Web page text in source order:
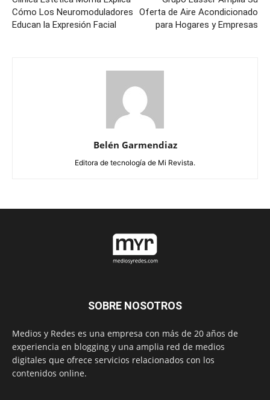
Cómo Los Neuromoduladores
Educan la Expresión Facial
Oferta de Aire Acondicionado
para Hogares y Empresas
Belén Garmendiaz
Editora de tecnología de Mi Revista.
SOBRE NOSOTROS
Medios y Redes es una empresa con más de 20 años de
experiencia en blogging y una amplia red de medios
digitales que ofrece servicios relacionados con los
contenidos online.